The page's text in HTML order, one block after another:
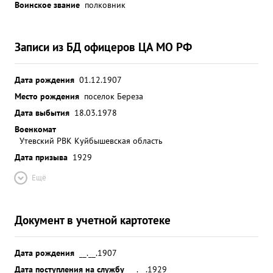
Воинское звание полковник
Записи из БД офицеров ЦА МО РФ
Дата рождения 01.12.1907
Место рождения поселок Береза
Дата выбытия 18.03.1978
Военкомат
Утевский РВК Куйбышевская область
Дата призыва 1929
Ещё
Документ в учетной картотеке
Дата рождения
__.__.1907
Дата поступления на службу
__.__.1929